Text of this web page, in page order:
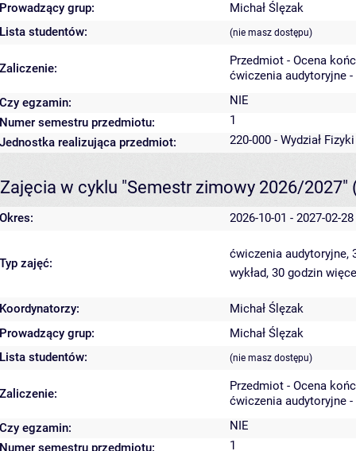
Prowadzący grup:
Michał Ślęzak
Lista studentów:
(nie masz dostępu)
Zaliczenie:
Przedmiot - Ocena
ćwiczenia audytoryjne
Czy egzamin:
NIE
Numer semestru przedmiotu:
1
Jednostka realizująca przedmiot:
220-000 - Wydział
Zajęcia w cyklu "Semestr zimowy 2026/2027"
Okres: 2026-10-01 - 2027-02-28
Typ zajęć:
ćwiczenia audytoryjne,
wykład, 30 godzin
Koordynatorzy:
Michał Ślęzak
Prowadzący grup:
Michał Ślęzak
Lista studentów:
(nie masz dostępu)
Zaliczenie:
Przedmiot - Ocena
ćwiczenia audytoryjne
Czy egzamin:
NIE
Numer semestru przedmiotu:
1